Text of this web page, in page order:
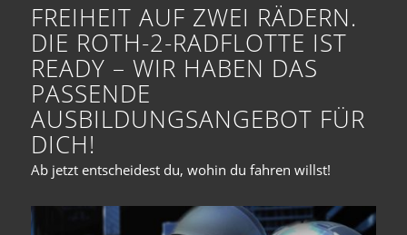
FREIHEIT AUF ZWEI RÄDERN.
DIE ROTH-2-RADFLOTTE IST
READY – WIR HABEN DAS
PASSENDE
AUSBILDUNGSANGEBOT FÜR
DICH!
Ab jetzt entscheidest du, wohin du fahren willst!